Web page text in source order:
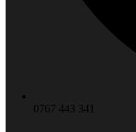
0767 443 341